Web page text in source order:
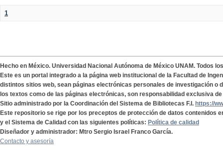
1
Hecho en México. Universidad Nacional Autónoma de México UNAM. Todos
Este es un portal integrado a la página web institucional de la Facultad de
distintos sitios web, sean páginas electrónicas personales de investigación o
los textos como de las páginas electrónicas, son responsabilidad exclusiva
Sitio administrado por la Coordinación del Sistema de Bibliotecas F.I. https://
Este repositorio se rige por los preceptos de protección de datos contenidos
y el Sistema de Calidad con las siguientes políticas: Política de calidad
Diseñador y administrador: Mtro Sergio Israel Franco García.
Contacto y asesoría